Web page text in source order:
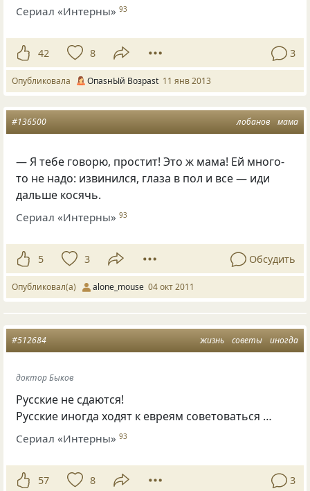
Сериал «Интерны» 93
42 8 3
Опубликовала ОпasнЫй Возраst 11 янв 2013
лобанов мама
#136500
— Я тебе говорю, простит! Это ж мама! Ей много-
то не надо: извинился, глаза в пол и все — иди
дальше косячь.
Сериал «Интерны» 93
5 3 Обсудить
Опубликовал(а) alone_mouse 04 окт 2011
жизнь советы иногда
#512684
доктор Быков
Русские не сдаются!
Русские иногда ходят к евреям советоваться …
Сериал «Интерны» 93
57 8 3